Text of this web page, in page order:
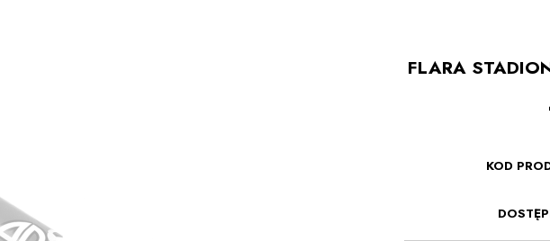
FLARA
KOD